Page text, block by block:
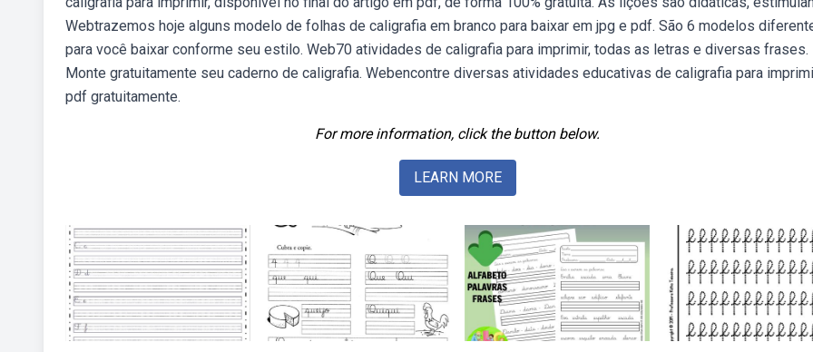
Webtrazemos hoje alguns modelo de folhas de caligrafia em branco para baixar em jpg e pdf. São 6 modelos
para você baixar conforme seu estilo. Web70 atividades de caligrafia para imprimir, todas as letras e diversas frases.
Monte gratuitamente seu caderno de caligrafia. Webencontre diversas atividades educativas de caligrafia para
pdf gratuitamente.
For more information, click the button below.
LEARN MORE